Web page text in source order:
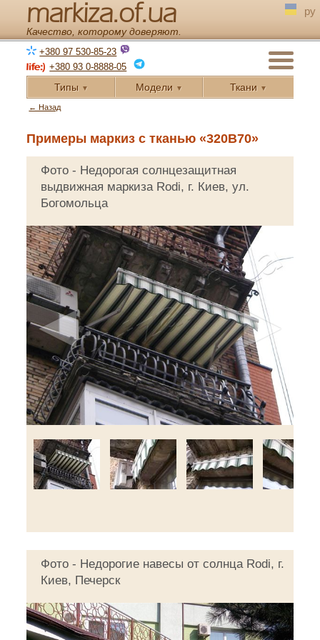
markiza.of.ua
Качество, которому доверяют.
ру
+380 97 530-85-23
+380 93 0-8888-05
Типы ▼ Модели ▼ Ткани ▼
← Назад
Примеры маркиз с тканью «320B70»
Фото - Недорогая солнцезащитная
выдвижная маркиза Rodi, г. Киев, ул.
Богомольца
◄ ►
Фото - Недорогие навесы от солнца Rodi, г.
Киев, Печерск